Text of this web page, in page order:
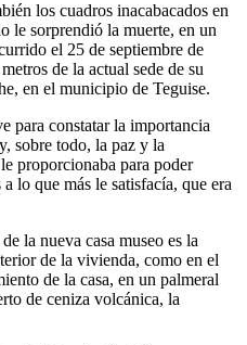
los cuadros inacabacados en
le sorprendió la muerte, en un
el 25 de septiembre de
de la actual sede de su
en el municipio de Teguise.
para constatar la importancia
sobre todo, la paz y la
proporcionaba para poder
lo que más le satisfacía, que era
la nueva casa museo es la
de la vivienda, como en el
de la casa, en un palmeral
de ceniza volcánica, la